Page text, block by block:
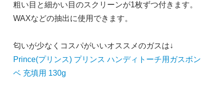
粗い目と細かい目のスクリーンが1枚ずつ付きます。
WAXなどの抽出に使用できます。
匂いが少なくコスパがいいオススメのガスは↓
Prince(プリンス) プリンス ハンディトーチ用ガスボン
ベ 充填用 130g